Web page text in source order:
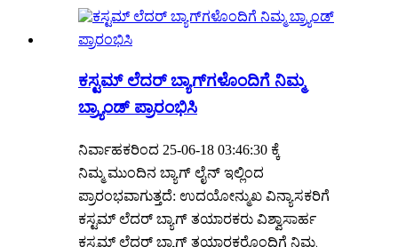
ಕಸ್ಟಮ್ ಲೆದರ್ ಬ್ಯಾಗ್‌ಗಳೊಂದಿಗೆ ನಿಮ್ಮ
ಬ್ರ್ಯಾಂಡ್ ಪ್ರಾರಂಭಿಸಿ
ನಿರ್ವಾಹಕರಿಂದ 25-06-18 03:46:30 ಕ್ಕೆ
ನಿಮ್ಮ ಮುಂದಿನ ಬ್ಯಾಗ್ ಲೈನ್ ಇಲ್ಲಿಂದ
ಪ್ರಾರಂಭವಾಗುತ್ತದೆ: ಉದಯೋನ್ಮುಖ ವಿನ್ಯಾಸಕರಿಗೆ
ಕಸ್ಟಮ್ ಲೆದರ್ ಬ್ಯಾಗ್ ತಯಾರಕರು ವಿಶ್ವಾಸಾರ್ಹ
ಕಸ್ಟಮ್ ಲೆದರ್ ಬ್ಯಾಗ್ ತಯಾರಕರೊಂದಿಗೆ ನಿಮ್ಮ